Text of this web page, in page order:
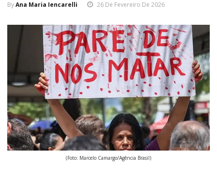
ByAna Maria Iencarelli 26 De Fevereiro De 2026
(Foto: Marcelo Camargo/Agência Brasil)